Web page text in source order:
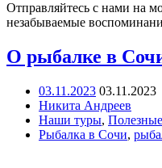
Отправляйтесь с нами на
незабываемые
О рыбалке в
03.11.2023 03.11.2023
Никита Андреев
Наши туры,
Рыбалка в Сочи,